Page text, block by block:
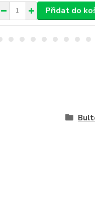
Přidat do